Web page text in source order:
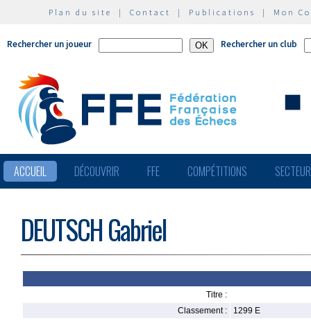
Plan du site | Contact | Publications | Mon
Rechercher un joueur Rechercher un club
ACCUEIL DÉCOUVRIR FFE COMPÉTITIONS
DEUTSCH Gabriel
Titre :
Classement :
1299 E